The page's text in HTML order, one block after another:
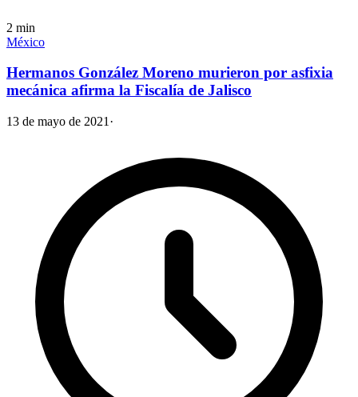
2 min
México
Hermanos González Moreno murieron por asfixia
mecánica afirma la Fiscalía de Jalisco
13 de mayo de 2021 ·